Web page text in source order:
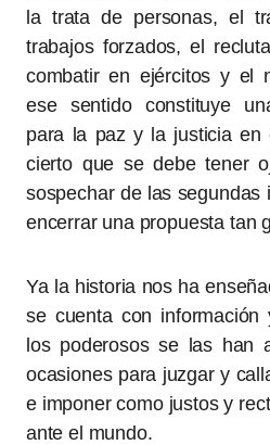
la trata de personas, el
trabajos forzados, el
combatir en ejércitos y el
ese sentido constituye
para la paz y la justicia en
cierto que se debe tener
sospechar de las segundas
encerrar una propuesta tan
Ya la historia nos ha
se cuenta con información
los poderosos se las han
ocasiones para juzgar y
e imponer como justos y
ante el mundo.